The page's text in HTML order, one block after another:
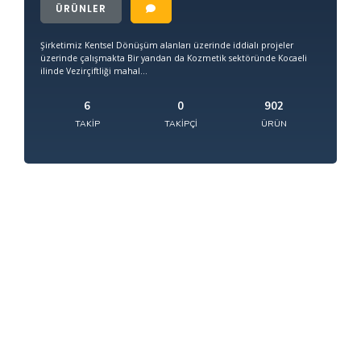
ÜRÜNLER
Şirketimiz Kentsel Dönüşüm alanları üzerinde iddialı projeler
üzerinde çalışmakta Bir yandan da Kozmetik sektöründe Kocaeli
ilinde Vezirçiftliği mahal...
6
TAKIP
0
TAKIPÇI
902
ÜRÜN